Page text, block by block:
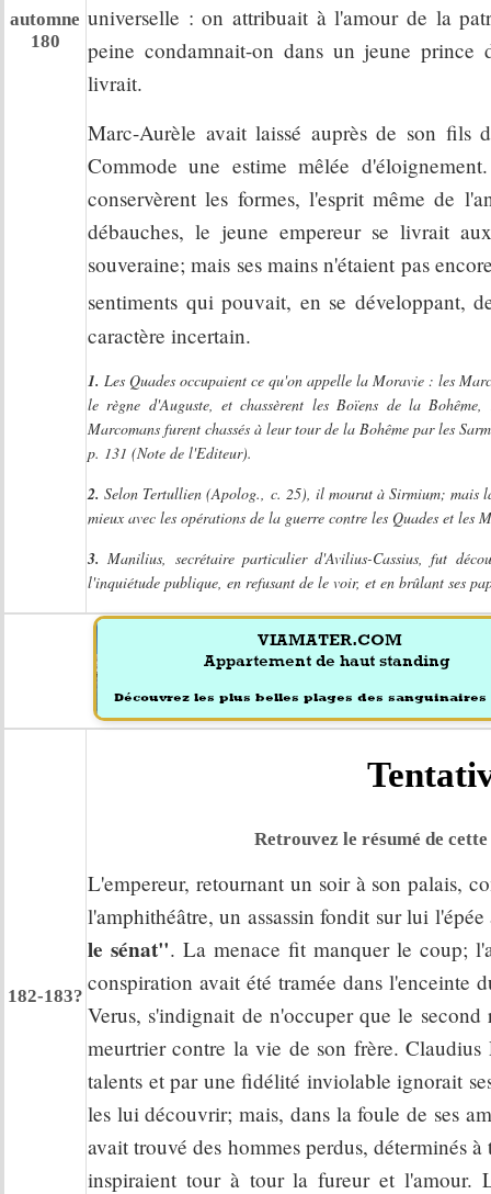
automne
180
universelle : on attribuait à l'amour de la
peine condamnait-on dans un jeune prince
livrait.
Marc-Aurèle avait laissé auprès de son fils
Commode une estime mêlée
conservèrent les formes, l'esprit même de
débauches, le jeune empereur se livrait
souveraine; mais ses mains n'étaient pas
sentiments qui pouvait, en se développant,
caractère incertain.
1. Les Quades occupaient ce qu'on appelle la Moravie : les
le règne d'Auguste, et chassèrent les Boïens de la
Marcomans furent chassés à leur tour de la Bohême par les
p. 131 (Note de l'Editeur).
2. Selon Tertullien (Apolog., c. 25), il mourut à Sirmium; mais
mieux avec les opérations de la guerre contre les Quades et les
3. Manilius, secrétaire particulier d'Avilius-Cassius, fut
l'inquiétude publique, en refusant de le voir, et en brûlant ses
182-183?
Retrouvez le résumé de
L'empereur, retournant un soir à son palais,
l'amphithéâtre, un assassin fondit sur lui
le sénat". La menace fit manquer le coup;
conspiration avait été tramée dans l'enceinte
Verus, s'indignait de n'occuper que le
meurtrier contre la vie de son frère. Claudius
talents et par une fidélité inviolable ignorait
les lui découvrir; mais, dans la foule de ses
avait trouvé des hommes perdus, déterminés
inspiraient tour à tour la fureur et l'amour.